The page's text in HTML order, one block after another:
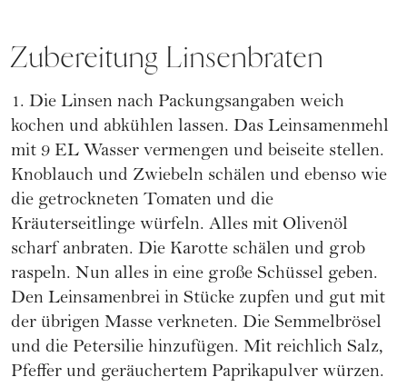
Zubereitung Linsenbraten
1. Die Linsen nach Packungsangaben weich
kochen und abkühlen lassen. Das Leinsamenmehl
mit 9 EL Wasser vermengen und beiseite stellen.
Knoblauch und Zwiebeln schälen und ebenso wie
die getrockneten Tomaten und die
Kräuterseitlinge würfeln. Alles mit Olivenöl
scharf anbraten. Die Karotte schälen und grob
raspeln. Nun alles in eine große Schüssel geben.
Den Leinsamenbrei in Stücke zupfen und gut mit
der übrigen Masse verkneten. Die Semmelbrösel
und die Petersilie hinzufügen. Mit reichlich Salz,
Pfeffer und geräuchertem Paprikapulver würzen.